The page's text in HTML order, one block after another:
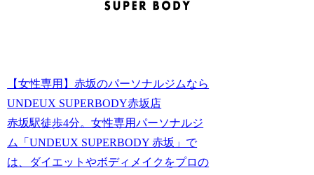
【女性専用】赤坂のパーソナルジムなら
UNDEUX SUPERBODY赤坂店
赤坂駅徒歩4分。女性専用パーソナルジ
ム「UNDEUX SUPERBODY 赤坂」で
は、ダイエットやボディメイクをプロの